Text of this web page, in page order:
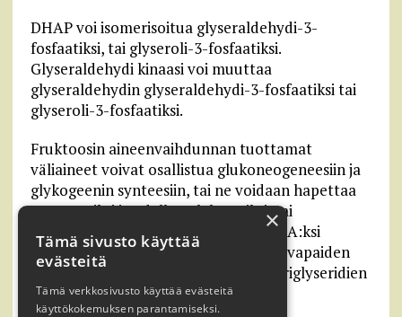
DHAP voi isomerisoitua glyseraldehydi-3-
fosfaatiksi, tai glyseroli-3-fosfaatiksi.
Glyseraldehydi kinaasi voi muuttaa
glyseraldehydin glyseraldehydi-3-fosfaatiksi tai
glyseroli-3-fosfaatiksi.
Fruktoosin aineenvaihdunnan tuottamat
väliaineet voivat osallistua glukoneogeneesiin ja
glykogeenin synteesiin, tai ne voidaan hapettaa
pyruvaatiksi ja edelleen laktaatiksi, tai
dekarboksyloida asetyylikoentsyymi-A:ksi
mitokondrioissa sekä edelleen siirtää vapaiden
rasvahappojen synteesiin ja lopulta triglyseridien
synteesiin.
×
Tämä sivusto käyttää
evästeitä
Tämä verkkosivusto käyttää evästeitä
käyttökokemuksen parantamiseksi.